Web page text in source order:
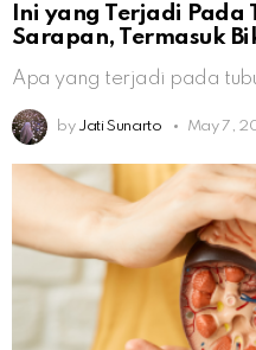
Ini yang Terjadi Pada
Sarapan, Termasuk
Apa yang terjadi pada
by Jati Sunarto May 7,